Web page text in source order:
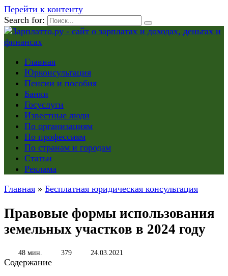
Перейти к контенту
Search for:
Главная
Юрконсультация
Пенсии и пособия
Банки
Госуслуги
Известные люди
По организациям
По профессиям
По странам и городам
Статьи
Реклама
Главная » Бесплатная юридическая консультация
Правовые формы использования
земельных участков в 2024 году
48 мин. 379 24.03.2021
Содержание